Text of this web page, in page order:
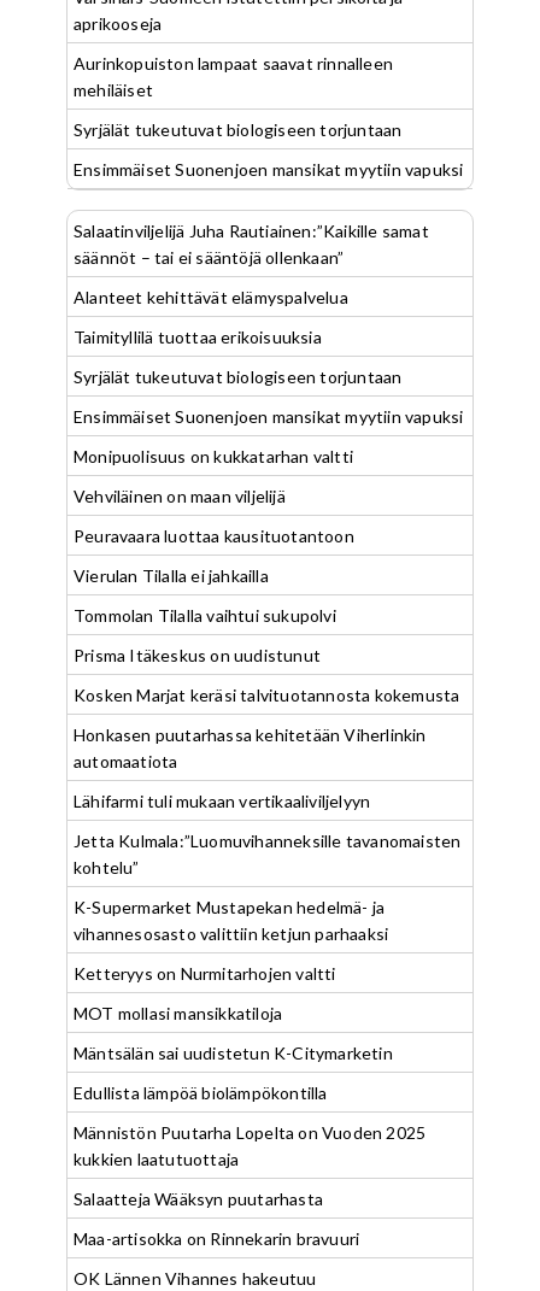
aprikooseja
Aurinkopuiston lampaat saavat rinnalleen
mehiläiset
Syrjälät tukeutuvat biologiseen torjuntaan
Ensimmäiset Suonenjoen mansikat myytiin vapuksi
Salaatinviljelijä Juha Rautiainen:”Kaikille samat
säännöt – tai ei sääntöjä ollenkaan”
Alanteet kehittävät elämyspalvelua
Taimityllilä tuottaa erikoisuuksia
Syrjälät tukeutuvat biologiseen torjuntaan
Ensimmäiset Suonenjoen mansikat myytiin vapuksi
Monipuolisuus on kukkatarhan valtti
Vehviläinen on maan viljelijä
Peuravaara luottaa kausituotantoon
Vierulan Tilalla ei jahkailla
Tommolan Tilalla vaihtui sukupolvi
Prisma Itäkeskus on uudistunut
Kosken Marjat keräsi talvituotannosta kokemusta
Honkasen puutarhassa kehitetään Viherlinkin
automaatiota
Lähifarmi tuli mukaan vertikaaliviljelyyn
Jetta Kulmala:”Luomuvihanneksille tavanomaisten
kohtelu”
K-Supermarket Mustapekan hedelmä- ja
vihannesosasto valittiin ketjun parhaaksi
Ketteryys on Nurmitarhojen valtti
MOT mollasi mansikkatiloja
Mäntsälän sai uudistetun K-Citymarketin
Edullista lämpöä biolämpökontilla
Männistön Puutarha Lopelta on Vuoden 2025
kukkien laatutuottaja
Salaatteja Wääksyn puutarhasta
Maa-artisokka on Rinnekarin bravuuri
OK Lännen Vihannes hakeutuu